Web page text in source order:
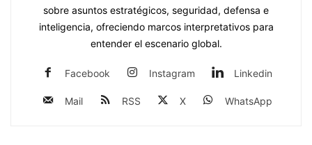
sobre asuntos estratégicos, seguridad, defensa e
inteligencia, ofreciendo marcos interpretativos para
entender el escenario global.
Facebook Instagram Linkedin
Mail RSS X WhatsApp